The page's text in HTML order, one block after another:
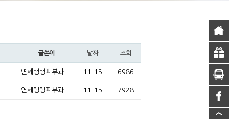
글쓴이 날짜 조회
연세탱탱피부과 11-15 6986
연세탱탱피부과 11-15 7928